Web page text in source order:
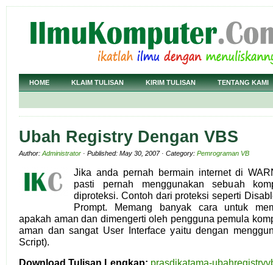
HOME KLAIM TULISAN KIRIM TULISAN TENTANG KAMI
Ubah Registry Dengan VBS
Author: Administrator · Published: May 30, 2007 · Category: Pemrograman VB
Jika anda pernah bermain internet di
pasti pernah menggunakan sebuah
diproteksi. Contoh dari proteksi seperti
Prompt. Memang banyak cara untuk
apakah aman dan dimengerti oleh pengguna pemula
aman dan sangat User Interface yaitu dengan
Script).
Download Tulisan Lengkap: prasdikatama-